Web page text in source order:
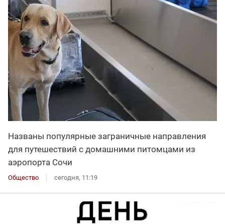
Названы популярные заграничные направления
для путешествий с домашними питомцами из
аэропорта Сочи
Общество сегодня, 11:19